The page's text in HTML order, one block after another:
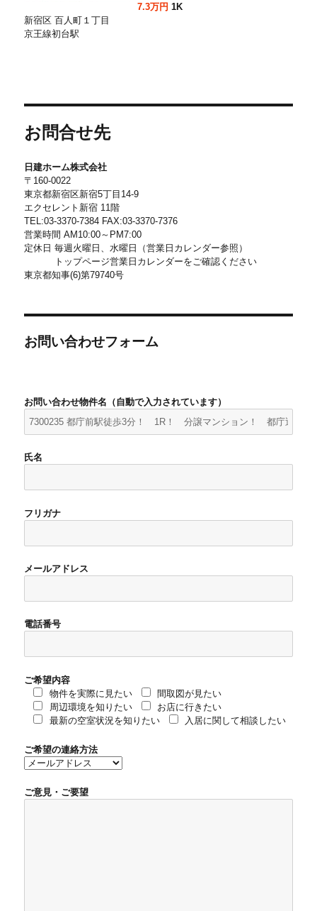
7.3万円1K
新宿区 百人町１丁目
京王線初台駅
お問合せ先
日建ホーム株式会社
〒160-0022
東京都新宿区新宿5丁目14-9
エクセレント新宿 11階
TEL:03-3370-7384 FAX:03-3370-7376
営業時間 AM10:00～PM7:00
定休日 毎週火曜日、水曜日（営業日カレンダー参照）
トップページ営業日カレンダーをご確認ください
東京都知事(6)第79740号
お問い合わせフォーム
お問い合わせ物件名（自動で入力されています）
氏名
フリガナ
メールアドレス
電話番号
ご希望内容
物件を実際に見たい
間取図が見たい
周辺環境を知りたい
お店に行きたい
最新の空室状況を知りたい
入居に関して相談したい
ご希望の連絡方法
ご意見・ご要望